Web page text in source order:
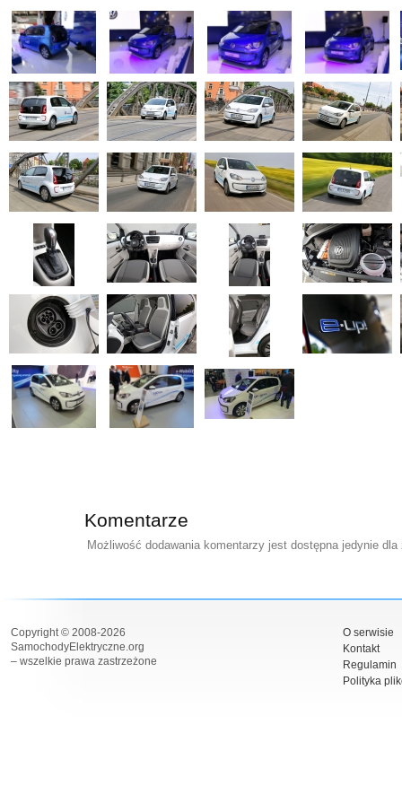
Komentarze
Możliwość dodawania komentarzy jest dostępna jedynie
Copyright © 2008-2026
SamochodyElektryczne.org
– wszelkie prawa zastrzeżone
O serwisie
Kontakt
Regulamin
Polityka